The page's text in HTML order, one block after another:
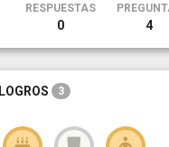
RESPUESTAS
0 4
LOGROS 3